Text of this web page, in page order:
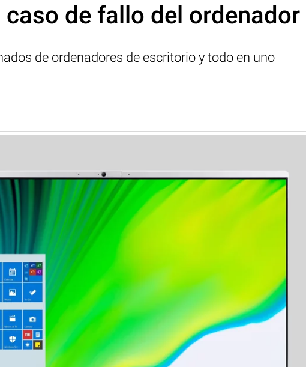
caso de fallo del ordenador
de ordenadores de escritorio y todo en uno